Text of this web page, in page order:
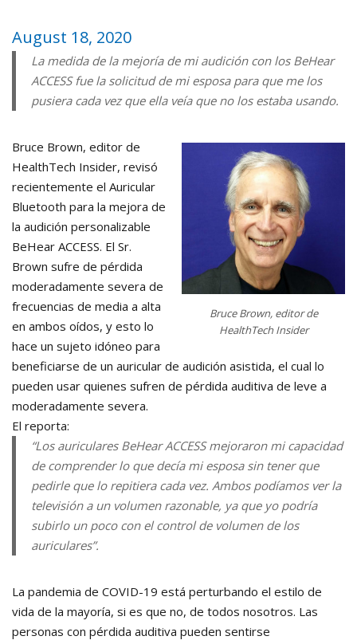
August 18, 2020
La medida de la mejoría de mi audición con los BeHear
ACCESS fue la solicitud de mi esposa para que me los
pusiera cada vez que ella veía que no los estaba usando.
Bruce Brown, editor de
HealthTech Insider
Bruce Brown, editor de
HealthTech Insider, revisó
recientemente el Auricular
Bluetooth para la mejora de
la audición personalizable
BeHear ACCESS. El Sr.
Brown sufre de pérdida
moderadamente severa de
frecuencias de media a alta
en ambos oídos, y esto lo
hace un sujeto idóneo para
beneficiarse de un auricular de audición asistida, el cual lo
pueden usar quienes sufren de pérdida auditiva de leve a
moderadamente severa.
El reporta:
“Los auriculares BeHear ACCESS mejoraron mi capacidad
de comprender lo que decía mi esposa sin tener que
pedirle que lo repitiera cada vez. Ambos podíamos ver la
televisión a un volumen razonable, ya que yo podría
subirlo un poco con el control de volumen de los
auriculares”.
La pandemia de COVID-19 está perturbando el estilo de
vida de la mayoría, si es que no, de todos nosotros. Las
personas con pérdida auditiva pueden sentirse